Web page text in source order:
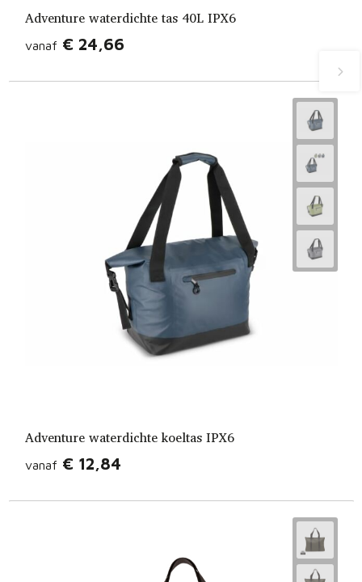
Adventure waterdichte tas 40L IPX6
vanaf € 24,66
Adventure waterdichte koeltas IPX6
vanaf € 12,84